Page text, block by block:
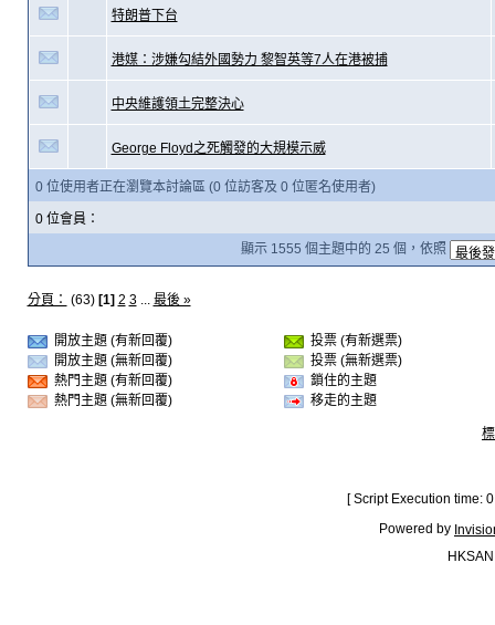
特朗普下台
港媒：涉嫌勾結外國勢力 黎智英等7人在港被捕
中央維護領土完整決心
George Floyd之死觸發的大規模示威
0 位使用者正在瀏覽本討論區 (0 位訪客及 0 位匿名使用者)
0 位會員：
顯示 1555 個主題中的 25 個，依照
分頁： (63) [1] 2 3... 最後 »
開放主題 (有新回覆)
開放主題 (無新回覆)
熱門主題 (有新回覆)
熱門主題 (無新回覆)
投票 (有新選票)
投票 (無新選票)
鎖住的主題
移走的主題
[ Script Execution time:
Powered by